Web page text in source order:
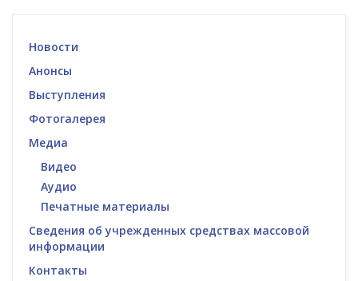
Новости
Анонсы
Выступления
Фотогалерея
Медиа
Видео
Аудио
Печатные материалы
Сведения об учрежденных средствах массовой
информации
Контакты